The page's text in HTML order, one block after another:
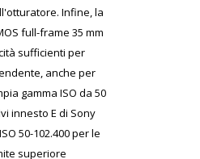
Infine, la
full-frame 35 mm
sufficienti per
anche per
gamma ISO da 50
innesto E di Sony
50-102.400 per le
superiore